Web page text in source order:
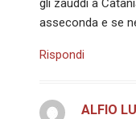
gli zauddi a
asseconda e se
Rispondi
ALFIO